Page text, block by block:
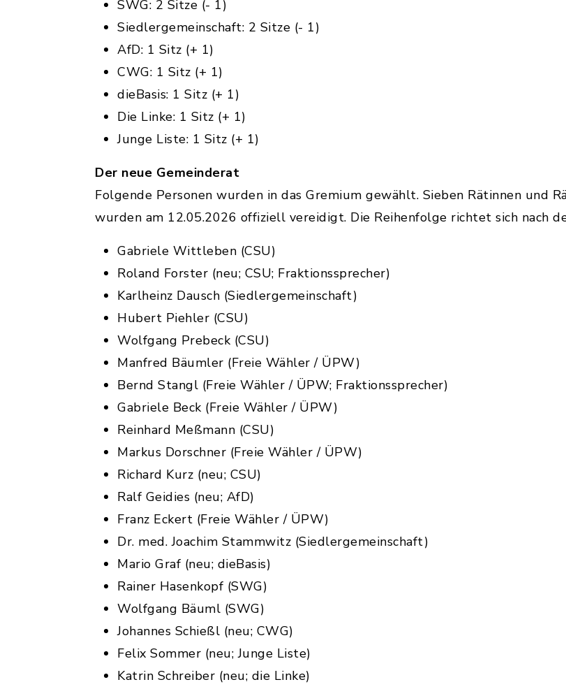
SWG: 2 Sitze (- 1)
Siedlergemeinschaft: 2 Sitze (- 1)
AfD: 1 Sitz (+ 1)
CWG: 1 Sitz (+ 1)
dieBasis: 1 Sitz (+ 1)
Die Linke: 1 Sitz (+ 1)
Junge Liste: 1 Sitz (+ 1)
Der neue Gemeinderat
Folgende Personen wurden in das Gremium gewählt. Sieben Rätinnen und
wurden am 12.05.2026 offiziell vereidigt. Die Reihenfolge richtet sich nach
Gabriele Wittleben (CSU)
Roland Forster (neu; CSU; Fraktionssprecher)
Karlheinz Dausch (Siedlergemeinschaft)
Hubert Piehler (CSU)
Wolfgang Prebeck (CSU)
Manfred Bäumler (Freie Wähler / ÜPW)
Bernd Stangl (Freie Wähler / ÜPW; Fraktionssprecher)
Gabriele Beck (Freie Wähler / ÜPW)
Reinhard Meßmann (CSU)
Markus Dorschner (Freie Wähler / ÜPW)
Richard Kurz (neu; CSU)
Ralf Geidies (neu; AfD)
Franz Eckert (Freie Wähler / ÜPW)
Dr. med. Joachim Stammwitz (Siedlergemeinschaft)
Mario Graf (neu; dieBasis)
Rainer Hasenkopf (SWG)
Wolfgang Bäuml (SWG)
Johannes Schießl (neu; CWG)
Felix Sommer (neu; Junge Liste)
Katrin Schreiber (neu; die Linke)